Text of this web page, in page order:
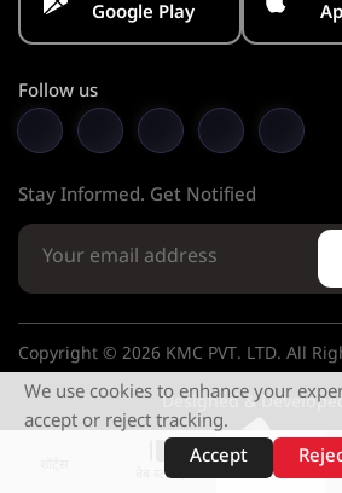
वेब स्टोरीज़
Google Play
Follow us
Stay Informed. Get Notified
Copyright © 2026 KMC PVT. LTD. All
Designed &
We use cookies to enhance your
accept or reject tracking.
Accept